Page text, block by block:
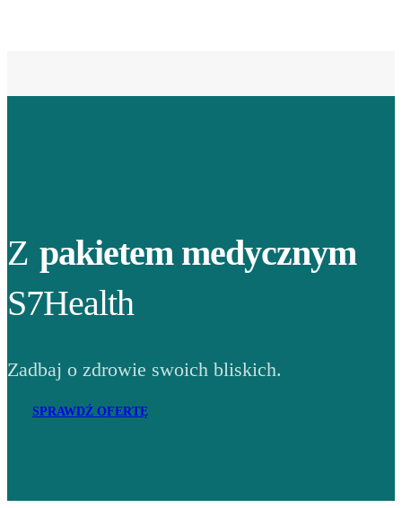
Z pakietem medycznym
S7Health
Zadbaj o zdrowie swoich bliskich.
SPRAWDŹ OFERTĘ